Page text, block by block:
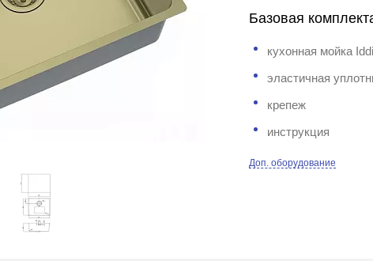
Базовая
кухонная мойка
эластичная
крепеж
инструкция
Доп. оборудование